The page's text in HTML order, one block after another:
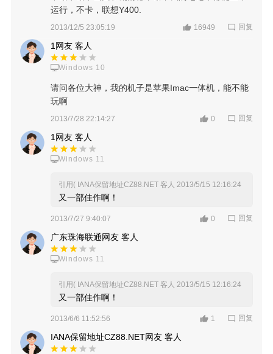
运行，不卡，联想Y400.
2013/12/5 23:05:19 16949 回复
1网友 客人
Windows 10
请问各位大神，我的机子是苹果Imac一体机，能不能
玩啊
2013/7/28 22:14:27 0 回复
1网友 客人
Windows 11
引用( IANA保留地址CZ88.NET 客人 2013/5/15 12:16:24
又一部佳作啊！
2013/7/27 9:40:07 0 回复
广东珠海联通网友 客人
Windows 11
引用( IANA保留地址CZ88.NET 客人 2013/5/15 12:16:24
又一部佳作啊！
2013/6/6 11:52:56 1 回复
IANA保留地址CZ88.NET网友 客人